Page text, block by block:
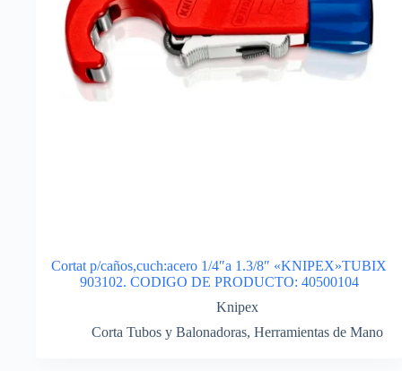
Cortat p/caños,cuch:acero 1/4″a 1.3/8″ «KNIPEX»TUBIX
903102. CODIGO DE PRODUCTO: 40500104
Knipex
Corta Tubos y Balonadoras, Herramientas de Mano